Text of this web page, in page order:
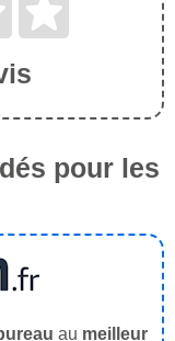
pour les
au meilleur